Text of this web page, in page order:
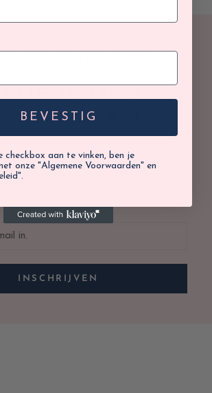
OP DE HOOGTE
JE IN OP
NIEUWSBRIEF
op jouw volgende aankoop, op de
INSCHRIJVEN
BEVESTIG
checkbox aan te vinken, ben je
onze "Algemene Voorwaarden" en